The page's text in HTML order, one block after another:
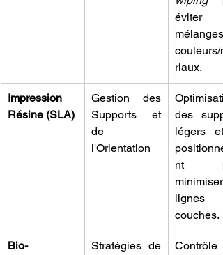
éviter
couleurs/
riaux.
Impression
Résine (SLA)
Gestion des
Supports et
de
l'Orientation
des
légers
nt
lignes
couches.
Bio-
Stratégies de
Contrôle